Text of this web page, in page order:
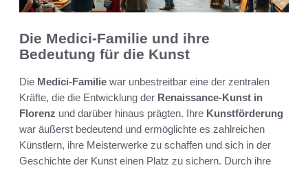
Die Medici-Familie und ihre
Bedeutung für die Kunst
Die Medici-Familie war unbestreitbar eine der zentralen
Kräfte, die die Entwicklung der Renaissance-Kunst in
Florenz und darüber hinaus prägten. Ihre Kunstförderung
war äußerst bedeutend und ermöglichte es zahlreichen
Künstlern, ihre Meisterwerke zu schaffen und sich in der
Geschichte der Kunst einen Platz zu sichern. Durch ihre